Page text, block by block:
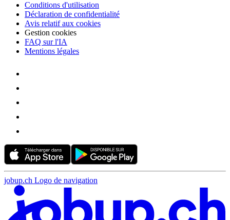
Conditions d'utilisation
Déclaration de confidentialité
Avis relatif aux cookies
Gestion cookies
FAQ sur l'IA
Mentions légales
jobup.ch Logo de navigation